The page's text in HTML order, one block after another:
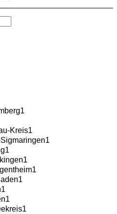
1
Kreis1
1
1
1
1
1
1
1
1